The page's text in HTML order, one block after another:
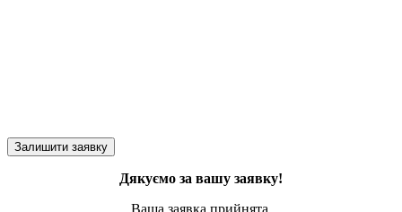
Дякуємо за вашу заявку!
Ваша заявка прийнята.